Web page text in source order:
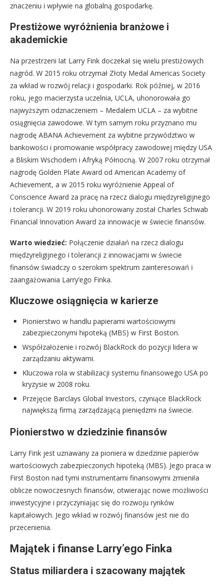
znaczeniu i wpływie na globalną gospodarkę.
Prestiżowe wyróżnienia branżowe i
akademickie
Na przestrzeni lat Larry Fink doczekał się wielu prestiżowych
nagród. W 2015 roku otrzymał Złoty Medal Americas Society
za wkład w rozwój relacji i gospodarki. Rok później, w 2016
roku, jego macierzysta uczelnia, UCLA, uhonorowała go
najwyższym odznaczeniem – Medalem UCLA – za wybitne
osiągnięcia zawodowe. W tym samym roku przyznano mu
nagrodę ABANA Achievement za wybitne przywództwo w
bankowości i promowanie współpracy zawodowej między USA
a Bliskim Wschodem i Afryką Północną. W 2007 roku otrzymał
nagrodę Golden Plate Award od American Academy of
Achievement, a w 2015 roku wyróżnienie Appeal of
Conscience Award za pracę na rzecz dialogu międzyreligijnego
i tolerancji. W 2019 roku uhonorowany został Charles Schwab
Financial Innovation Award za innowacje w świecie finansów.
Warto wiedzieć: Połączenie działań na rzecz dialogu
międzyreligijnego i tolerancji z innowacjami w świecie
finansów świadczy o szerokim spektrum zainteresowań i
zaangażowania Larry’ego Finka.
Kluczowe osiągnięcia w karierze
Pionierstwo w handlu papierami wartościowymi
zabezpieczonymi hipoteką (MBS) w First Boston.
Współzałożenie i rozwój BlackRock do pozycji lidera w
zarządzaniu aktywami.
Kluczowa rola w stabilizacji systemu finansowego USA po
kryzysie w 2008 roku.
Przejęcie Barclays Global Investors, czyniące BlackRock
największą firmą zarządzającą pieniędzmi na świecie.
Pionierstwo w dziedzinie finansów
Larry Fink jest uznawany za pioniera w dziedzinie papierów
wartościowych zabezpieczonych hipoteką (MBS). Jego praca w
First Boston nad tymi instrumentami finansowymi zmieniła
oblicze nowoczesnych finansów, otwierając nowe możliwości
inwestycyjne i przyczyniając się do rozwoju rynków
kapitałowych. Jego wkład w rozwój finansów jest nie do
przecenienia.
Majątek i finanse Larry’ego Finka
Status miliardera i szacowany majątek